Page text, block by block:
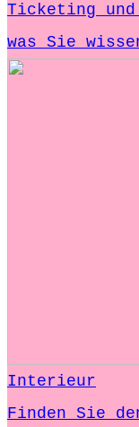
Ticketing
was Sie
Interieur
Finden Sie